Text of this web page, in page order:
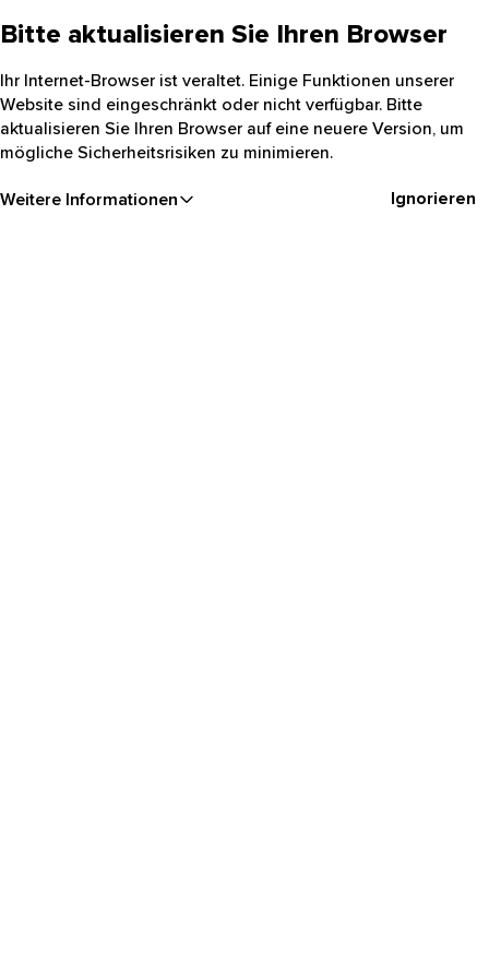
Bitte aktualisieren Sie Ihren Browser
Ihr Internet-Browser ist veraltet. Einige Funktionen unserer
Website sind eingeschränkt oder nicht verfügbar. Bitte
aktualisieren Sie Ihren Browser auf eine neuere Version, um
mögliche Sicherheitsrisiken zu minimieren.
Weitere Informationen Ignorieren